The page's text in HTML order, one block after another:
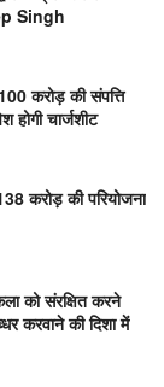
Singh
करोड़ की संपत्ति
होगी चार्जशीट
करोड़ की परियोजना
को संरक्षित करने
करवाने की दिशा में